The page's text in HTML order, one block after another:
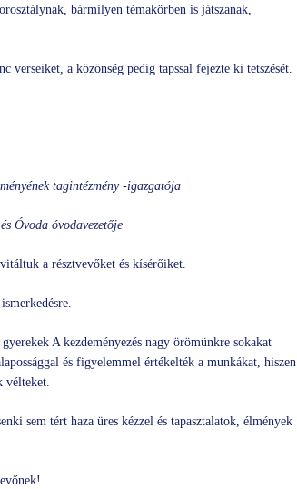
bármilyen témakörben is játszanak,
verseiket, a közönség pedig tapssal fejezte ki tetszését.
tagintézmény -igazgatója
Óvoda óvodavezetője
a résztvevőket és kísérőiket.
A kezdeményezés nagy örömünkre sokakat
és figyelemmel értékelték a munkákat, hiszen
vélteket.
sem tért haza üres kézzel és tapasztalatok, élmények